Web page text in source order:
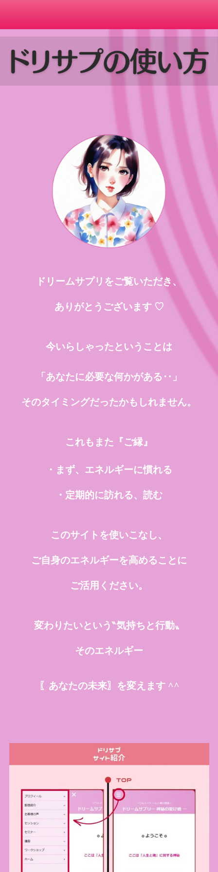
ドリームサプリをご覧いただき、
ありがとうございます ♡
今いらしゃったということは
「あなたに必要な何かがある‥」
そのタイミングだったかもしれません。
これもまた『ご縁』
・まず、エネルギーに慣れる
・定期的に訪れる、読む
このサイトを使いこなし、
ご自身のエネルギーを高めることに
ご活用ください。
変わりたいという‶気持ちと行動〟
そのエネルギー
〖あなたの未来〗を変えます ^^